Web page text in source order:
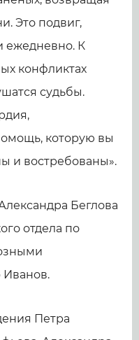
Это подвиг,
ежедневно. К
конфликтах
судьбы.
которую вы
и востребованы».
Беглова
отдела по
Петра